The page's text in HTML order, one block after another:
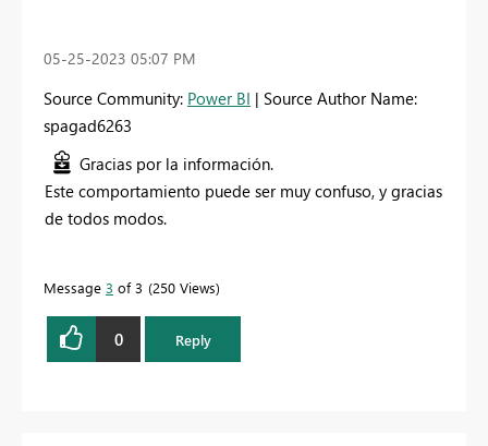
‎05-25-2023 05:07 PM
Source Community: Power BI | Source Author Name:
spagad6263
Gracias por la información.
Este comportamiento puede ser muy confuso, y gracias
de todos modos.
Message 3 of 3 250 Views
0 Reply